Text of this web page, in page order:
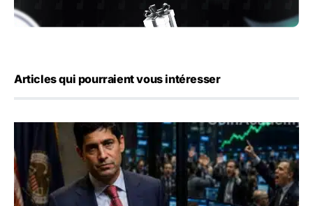
Articles qui pourraient vous intéresser
Emploi américain : 23 000 postes détruits en juillet, les